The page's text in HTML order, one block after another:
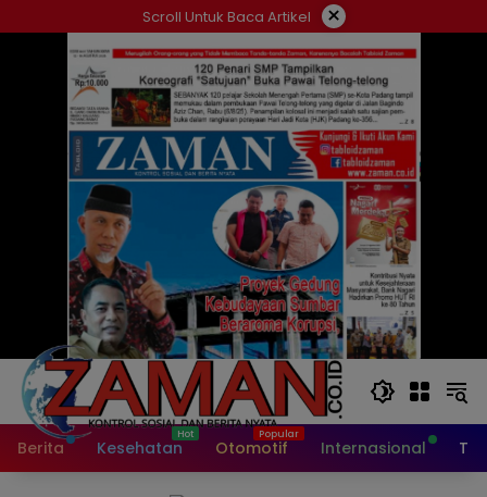
ke
Scroll Untuk Baca Artikel ×
Berita Kesehatan Otomotif Internasional